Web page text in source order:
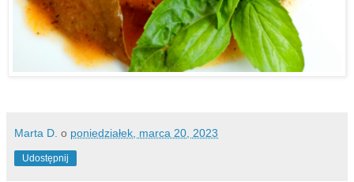
Marta D. o poniedziałek, marca 20, 2023
Udostępnij